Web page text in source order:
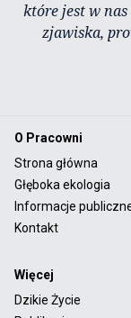
które jest w nas
zjawiska,
O Pracowni
Strona główna
Głęboka ekologia
Informacje
Kontakt
Więcej
Dzikie Życie